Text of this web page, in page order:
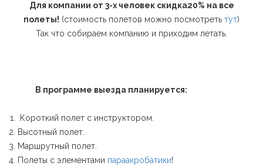
Для компании от 3-х человек скидка20% на все
полеты! (стоимость полетов можно посмотреть тут)
Так что собираем компанию и приходим летать.
В программе выезда планируется:
Короткий полет с инструктором.
Высотный полет.
Маршрутный полет.
Полеты с элементами параакробатики!